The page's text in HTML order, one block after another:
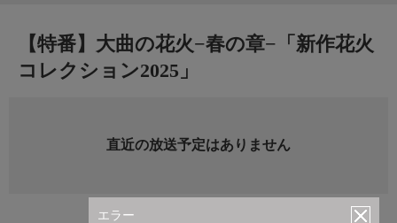
エラー
【特番】大曲の花火−春の章−「新作花火
コレクション2025」
直近の放送予定はありません